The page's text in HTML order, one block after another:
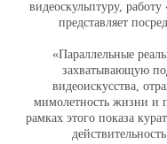
видеоскульптуру,
представляет
«Параллельные
захватывающую
видеоискусства,
мимолетность жизни и
рамках этого показа